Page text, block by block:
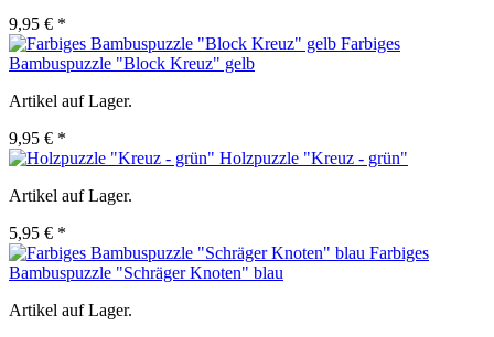
9,95 € *
Farbiges
Bambuspuzzle "Block Kreuz" gelb
Artikel auf Lager.
9,95 € *
Holzpuzzle "Kreuz - grün"
Artikel auf Lager.
5,95 € *
Farbiges
Bambuspuzzle "Schräger Knoten" blau
Artikel auf Lager.